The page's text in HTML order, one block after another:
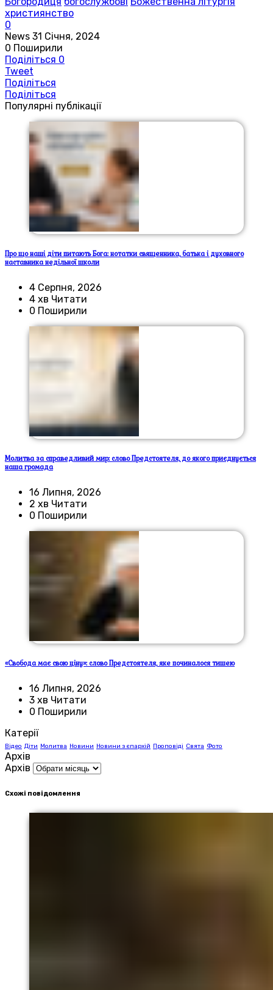
християнство
0
News 31 Січня, 2024
0 Поширили
Поділіться 0
Tweet
Поділіться
Поділіться
Популярні публікації
Про що наші діти питають Бога: нотатки священника, батька і духовного
наставника недільної школи
4 Серпня, 2026
4 хв Читати
0 Поширили
Молитва за справедливий мир: слово Предстоятеля, до якого приєднується
наша громада
16 Липня, 2026
2 хв Читати
0 Поширили
«Свобода має свою ціну»: слово Предстоятеля, яке починалося тишею
16 Липня, 2026
3 хв Читати
0 Поширили
Катерії
Відео Діти Молитва Новини Новини з єпархій Проповіді Свята Фото
Архів
Архів
Схожі повідомлення